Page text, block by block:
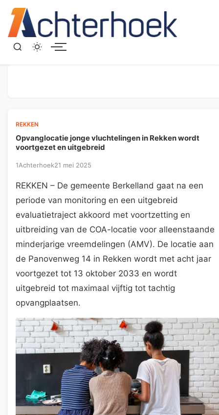
REKKEN
Opvanglocatie jonge vluchtelingen in Rekken wordt
voortgezet en uitgebreid
1Achterhoek21 mei 2025
REKKEN – De gemeente Berkelland gaat na een
periode van monitoring en een uitgebreid
evaluatietraject akkoord met voortzetting en
uitbreiding van de COA-locatie voor alleenstaande
minderjarige vreemdelingen (AMV). De locatie aan
de Panovenweg 14 in Rekken wordt met acht jaar
voortgezet tot 13 oktober 2033 en wordt
uitgebreid tot maximaal vijftig tot tachtig
opvangplaatsen.